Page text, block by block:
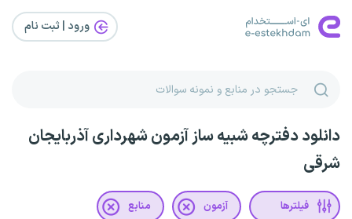
ورود | ثبت‌ نام
دانلود دفترچه شبیه ساز آزمون شهرداری آذربایجان
شرقی
فیلترها آزمون منابع